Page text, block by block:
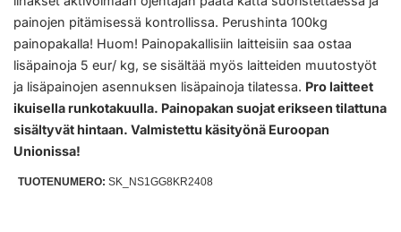
painojen pitämisessä kontrollissa. Perushinta 100kg
painopakalla! Huom! Painopakallisiin laitteisiin saa ostaa
lisäpainoja 5 eur/ kg, se sisältää myös laitteiden muutostyöt
ja lisäpainojen asennuksen lisäpainoja tilatessa. Pro laitteet
ikuisella runkotakuulla. Painopakan suojat erikseen tilattuna
sisältyvät hintaan. Valmistettu käsityönä Euroopan
Unionissa!
TUOTENUMERO: SK_NS1GG8KR2408